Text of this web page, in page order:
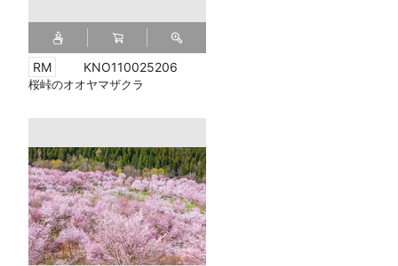
KNO110025206
桜峠のオオヤマザクラ